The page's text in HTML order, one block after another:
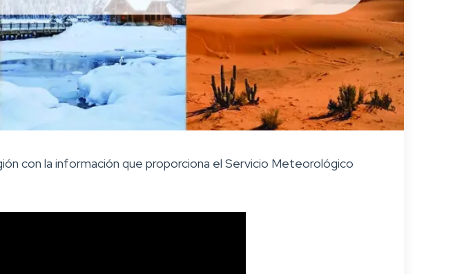
con la información que proporciona el Servicio Meteorológico